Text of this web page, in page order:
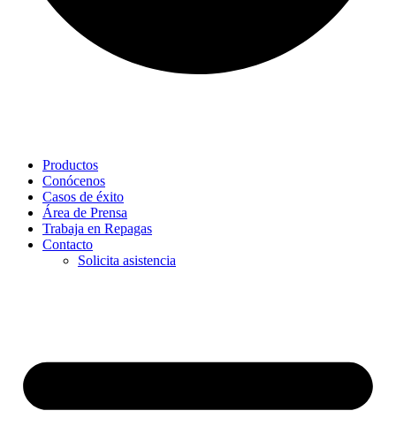
Productos
Conócenos
Casos de éxito
Área de Prensa
Trabaja en Repagas
Contacto
Solicita asistencia